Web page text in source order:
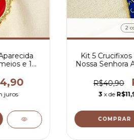
e 10
juros
2
Kit 5
Nossa Senhora
R$40,90
3 x de
COMPRAR